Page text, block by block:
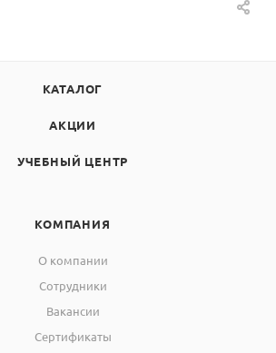
КАТАЛОГ
АКЦИИ
УЧЕБНЫЙ ЦЕНТР
КОМПАНИЯ
О компании
Сотрудники
Вакансии
Сертификаты